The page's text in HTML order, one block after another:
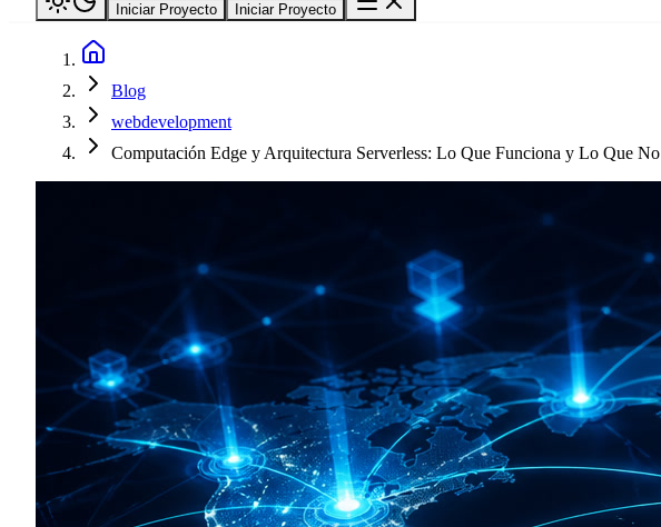
Iniciar Proyecto Iniciar Proyecto
Blog
webdevelopment
Computación Edge y Arquitectura Serverless: Lo Que Funciona y Lo Que No